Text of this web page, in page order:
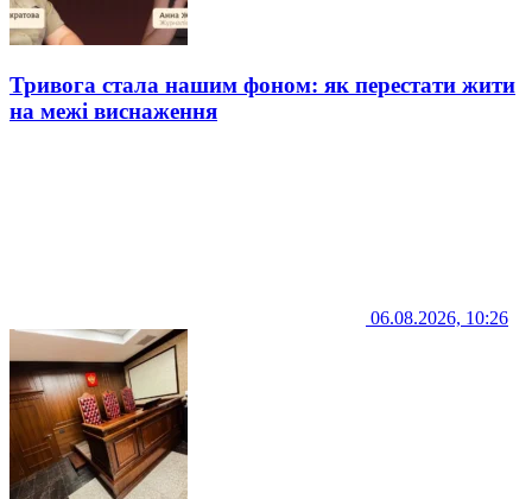
Тривога стала нашим фоном: як перестати жити
на межі виснаження
06.08.2026, 10:26